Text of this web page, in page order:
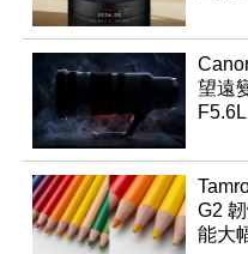
望遠
G2
能大